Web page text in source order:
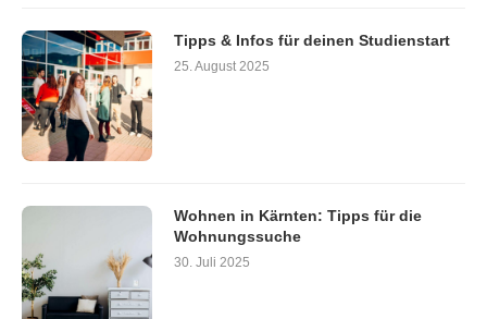
Tipps & Infos für deinen Studienstart
25. August 2025
Wohnen in Kärnten: Tipps für die
Wohnungssuche
30. Juli 2025